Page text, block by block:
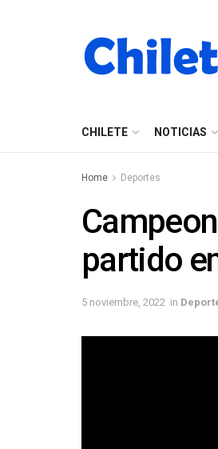
CHILETE NOTICIAS
Home Deportes
partido
5 noviembre, 2022 in